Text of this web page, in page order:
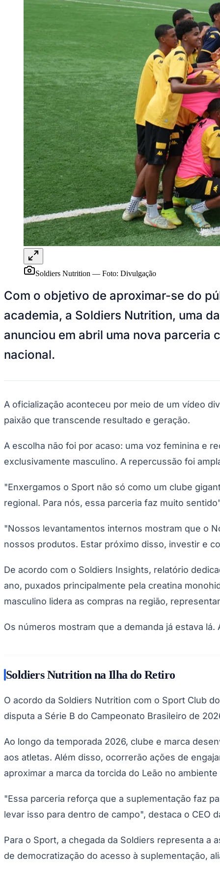
Publicidade Legal
Turismo
Segurança Regional
Hospitais Estaduais
Parques & Represas
Cidades da Região
Santana de ParnaíbaOsascoCarapicuíbaJandira ItapeviCotiaPirapora
Para Sua Empresa
Anuncie Regional
Guia de Empresas
Vagas na RegiãoNovo
Hub de Negócios
Guia Comercial
Selo Verificado
Portal Educacional
Agenda de Vestibulares
Vagas de Emprego
Concursos
Panorama Econômico
Panorama Econômico
Para Sua Empresa
Anuncie no Portal
Verificar EmpresaNovo
Publicidade Legal
NFL
UFC
Tênis (ATP)
MLB
NHL
Competições de Futebol
Brasileirão Série A
Copa do Brasil
Sul-Americana
Champions League
Premier League
La Liga
Bundesliga
Times - Ir direto
Soldiers Nutrition — Foto: Divulgação
Com o objetivo de aproximar-se do
academia, a Soldiers Nutrition, uma
anunciou em abril uma nova parceria
nacional.
A oficialização aconteceu por meio de um vídeo
paixão que transcende resultado e geração.
A escolha não foi por acaso: uma voz feminina e
exclusivamente masculino. A repercussão foi
"Enxergamos o Sport não só como um clube
regional. Para nós, essa parceria faz muito
"Nossos levantamentos internos mostram que o
nossos produtos. Estar próximo disso, investir e
De acordo com o Soldiers Insights, relatório
ano, puxados principalmente pela creatina
masculino lidera as compras na região,
Os números mostram que a demanda já estava
Soldiers Nutrition na Ilha do Retiro
O acordo da Soldiers Nutrition com o Sport Club
disputa a Série B do Campeonato Brasileiro de
Ao longo da temporada 2026, clube e marca
aos atletas. Além disso, ocorrerão ações de
aproximar a marca da torcida do Leão no
"Essa parceria reforça que a suplementação faz
levar isso para dentro de campo", destaca o CEO
Para o Sport, a chegada da Soldiers representa a
de democratização do acesso à suplementação,